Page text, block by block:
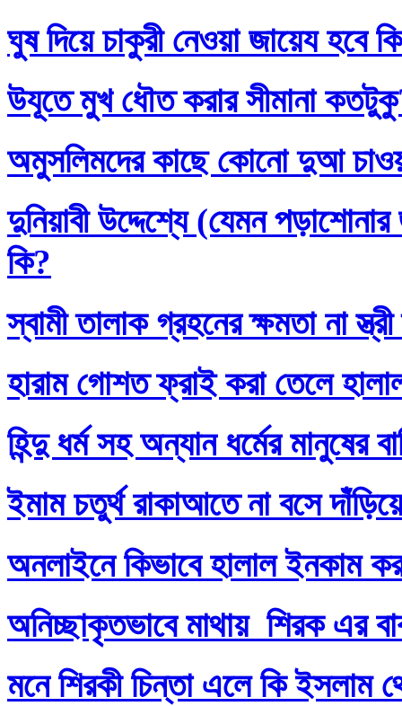
ঘুষ দিয়ে চাকুরী নেওয়া জায়েয হবে
উযূতে মুখ ধৌত করার সীমানা
অমুসলিমদের কাছে কোনো দুআ
দুনিয়াবী উদ্দেশ্যে (যেমন
কি?
স্বামী তালাক গ্রহনের ক্ষমতা না
হারাম গোশত ফ্রাই করা তেলে
হিন্দু ধর্ম সহ অন্যান ধর্মের মানুষের
ইমাম চতুর্থ রাকাআতে না বসে
অনলাইনে কিভাবে হালাল ইনকাম
অনিচ্ছাকৃতভাবে মাথায় শিরক এর
মনে শিরকী চিন্তা এলে কি ইসলাম